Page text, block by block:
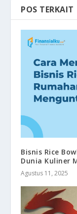
POS TERKAIT
Bisnis Rice
Dunia Kuliner
Agustus 11, 2025